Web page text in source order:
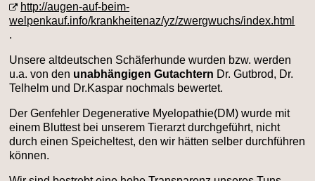
http://augen-auf-beim-
welpenkauf.info/krankheitenaz/yz/zwergwuchs/index.html
.
Unsere altdeutschen Schäferhunde wurden bzw. werden
u.a. von den unabhängigen Gutachtern Dr. Gutbrod, Dr.
Telhelm und Dr.Kaspar nochmals bewertet.
Der Genfehler Degenerative Myelopathie(DM) wurde mit
einem Bluttest bei unserem Tierarzt durchgeführt, nicht
durch einen Speicheltest, den wir hätten selber durchführen
können.